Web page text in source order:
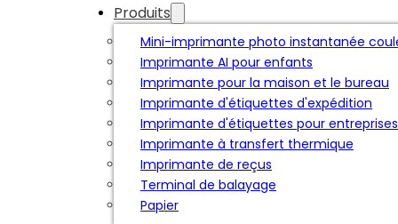
Produits
Mini-imprimante photo instantanée
Imprimante AI pour enfants
Imprimante pour la maison et le bureau
Imprimante d'étiquettes d'expédition
Imprimante d'étiquettes pour entreprises
Imprimante à transfert thermique
Imprimante de reçus
Terminal de balayage
Papier